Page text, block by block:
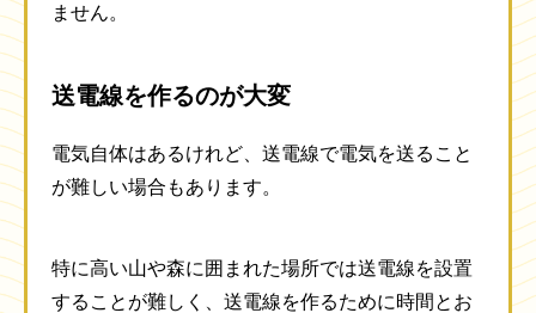
ません。
送電線を作るのが大変
電気自体はあるけれど、送電線で電気を送ること
が難しい場合もあります。
特に高い山や森に囲まれた場所では送電線を設置
することが難しく、送電線を作るために時間とお